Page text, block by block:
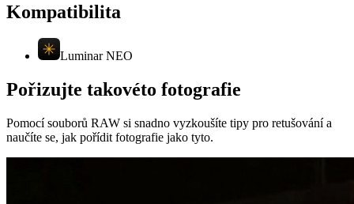
Kompatibilita
Luminar NEO
Pořizujte takovéto fotografie
Pomocí souborů RAW si snadno vyzkoušíte tipy pro retušování a
naučíte se, jak pořídit fotografie jako tyto.